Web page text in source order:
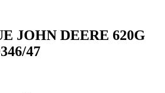
JOHN DEERE 620G
47